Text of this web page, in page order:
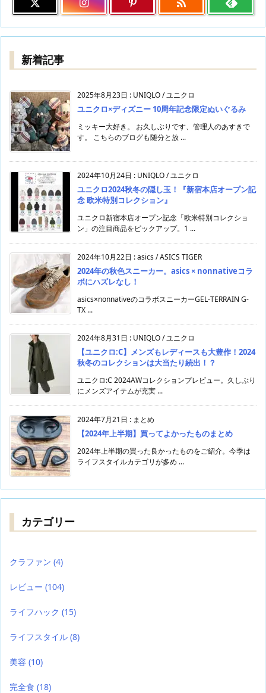
新着記事
2025年8月23日 : UNIQLO / ユニクロ
ユニクロ×ディズニー 10周年記念限定ぬいぐるみ
ミッキー大好き。 お久しぶりです、管理人のあすきで
す。 こちらのブログも随分と放 ...
2024年10月24日 : UNIQLO / ユニクロ
ユニクロ2024秋冬の隠し玉！『新宿本店オープン記
念 欧米特別コレクション』
ユニクロ新宿本店オープン記念「欧米特別コレクショ
ン」の注目商品をピックアップ。1 ...
2024年10月22日 :asics / ASICS TIGER
2024年の秋色スニーカー。asics × nonnativeコラ
ボにハズレなし！
asics×nonnativeのコラボスニーカーGEL-TERRAIN G-
TX ...
2024年8月31日 : UNIQLO / ユニクロ
【ユニクロ:C】メンズもレディースも大豊作！2024
秋冬のコレクションは大当たり続出！？
ユニクロ:C 2024AWコレクションプレビュー。久しぶり
にメンズアイテムが充実 ...
2024年7月21日 : まとめ
【2024年上半期】買ってよかったものまとめ
2024年上半期の買った良かったものをご紹介。今季は
ライフスタイルカテゴリが多め ...
カテゴリー
クラファン (4)
レビュー (104)
ライフハック (15)
ライフスタイル (8)
美容 (10)
完全食 (18)